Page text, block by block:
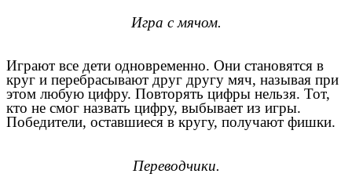
Игра с мячом.
Играют все дети одновременно. Они становятся в
круг и перебрасывают друг другу мяч, называя при
этом любую цифру. Повторять цифры нельзя. Тот,
кто не смог назвать цифру, выбывает из игры.
Победители, оставшиеся в кругу, получают фишки.
Переводчики.